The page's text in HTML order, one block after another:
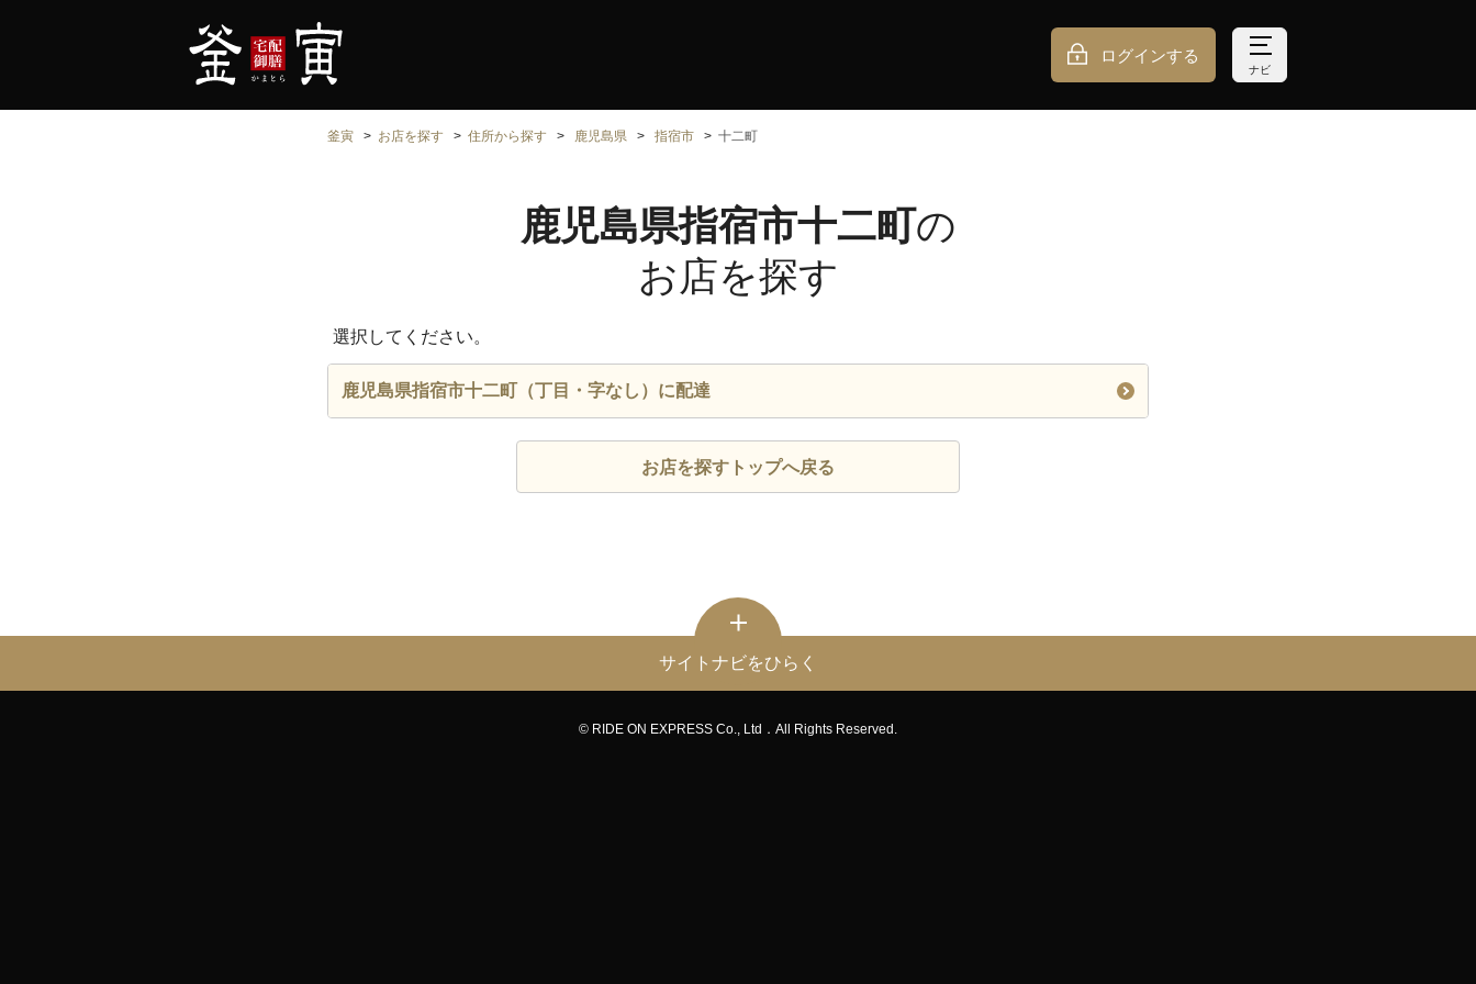
ログインする
ナビ
釜寅 お店を探す 住所から探す 鹿児島県 指宿市 十二町
鹿児島県指宿市十二町の
お店を探す
選択してください。
鹿児島県指宿市十二町（丁目・字なし）に配達
お店を探すトップへ戻る
サイトナビをひらく
© RIDE ON EXPRESS Co., Ltd．All Rights Reserved.